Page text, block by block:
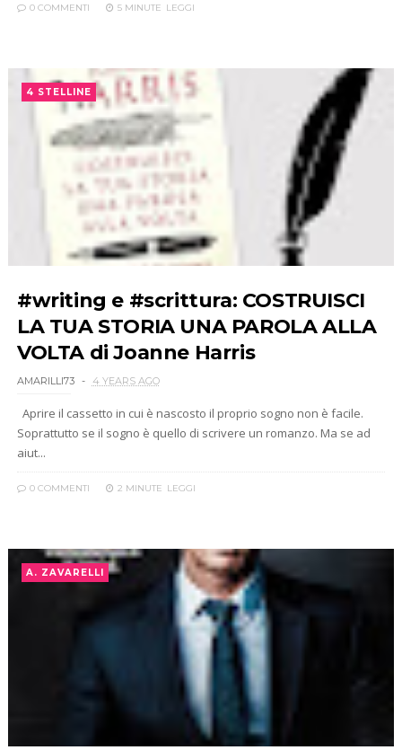
0 COMMENTI 5 MINUTE LEGGI
4 STELLINE
#writing e #scrittura: COSTRUISCI
LA TUA STORIA UNA PAROLA ALLA
VOLTA di Joanne Harris
AMARILLI73 4 YEARS AGO
Aprire il cassetto in cui è nascosto il proprio sogno non è facile.
Soprattutto se il sogno è quello di scrivere un romanzo. Ma se ad
aiut...
0 COMMENTI 2 MINUTE LEGGI
A. ZAVARELLI